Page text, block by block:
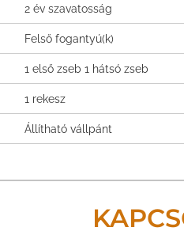
2 év szavatosság
Felső fogantyú(k)
1 első zseb 1 hátsó zseb
1 rekesz
Állítható vállpánt